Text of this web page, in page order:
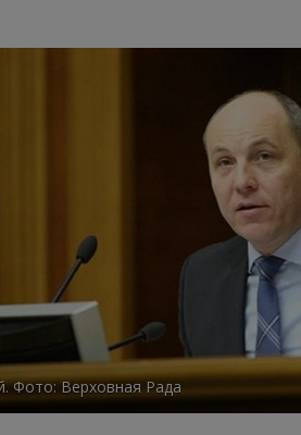
Фото: Верховная Рада